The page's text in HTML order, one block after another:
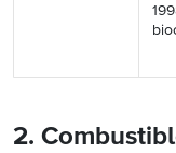
2.